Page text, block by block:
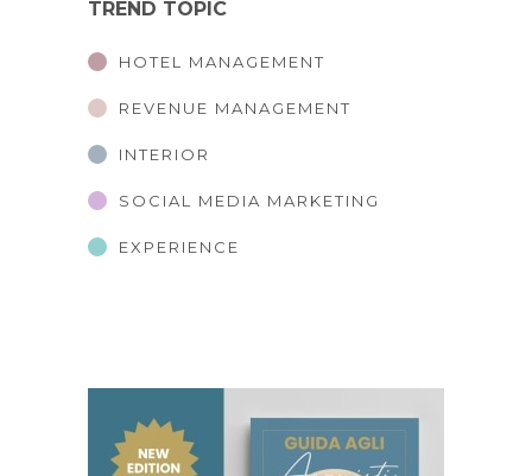
TREND TOPIC
HOTEL MANAGEMENT
REVENUE MANAGEMENT
INTERIOR
SOCIAL MEDIA MARKETING
EXPERIENCE